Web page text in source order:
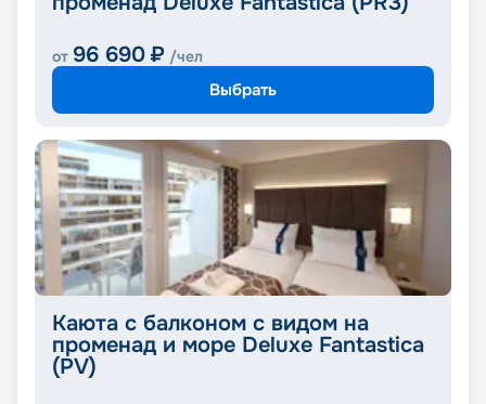
от 96 690 ₽ /чел
Выбрать
Каюта с балконом с видом на
променад и море Deluxe Fantastica
(PV)